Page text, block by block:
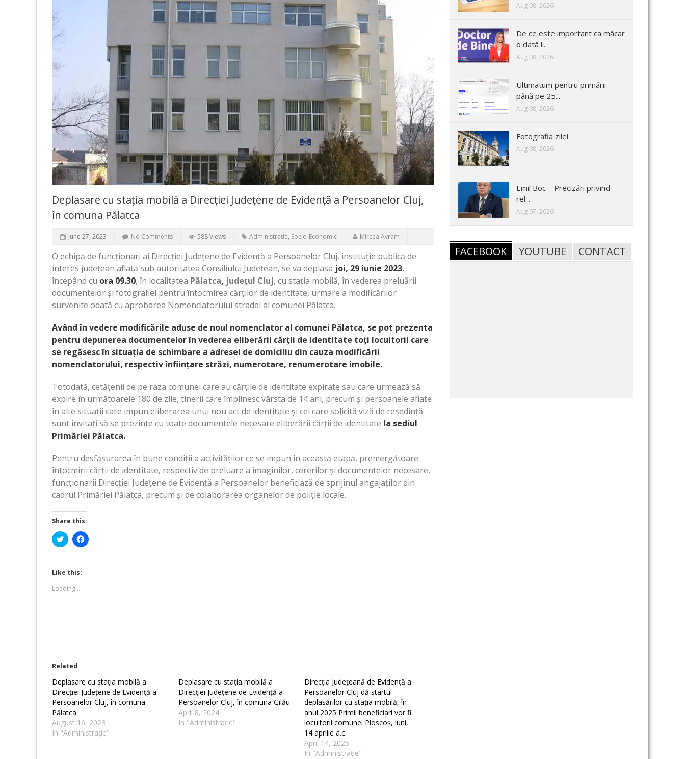
Deplasare cu stația mobilă a Direcției Județene de Evidență a Persoanelor Cluj,
în comuna Pălatca
June 27, 2023 No Comments 588 Views Administrație, Socio-Economic Mircea Avram
O echipă de funcționari ai Direcției Județene de Evidență a Persoanelor Cluj, instituție publică de
interes județean aflată sub autoritatea Consiliului Județean, se va deplasa joi, 29 iunie 2023,
începând cu ora 09.30, în localitatea Pălatca, județul Cluj, cu stația mobilă, în vederea preluării
documentelor și fotografiei pentru întocmirea cărților de identitate, urmare a modificărilor
survenite odată cu aprobarea Nomenclatorului stradal al comunei Pălatca.
Având în vedere modificările aduse de noul nomenclator al comunei Pălatca, se pot prezenta
pentru depunerea documentelor în vederea eliberării cărții de identitate toți locuitorii care
se regăsesc în situația de schimbare a adresei de domiciliu din cauza modificării
nomenclatorului, respectiv înființare străzi, numerotare, renumerotare imobile.
Totodată, cetățenii de pe raza comunei care au cărțile de identitate expirate sau care urmează să
expire în următoarele 180 de zile, tinerii care împlinesc vârsta de 14 ani, precum și persoanele aflate
în alte situații care impun eliberarea unui nou act de identitate și cei care solicită viză de reședință
sunt invitați să se prezinte cu toate documentele necesare eliberării cărții de identitate la sediul
Primăriei Pălatca.
Pentru desfășurarea în bune condiții a activităților ce se impun în această etapă, premergătoare
întocmirii cărții de identitate, respectiv de preluare a imaginilor, cererilor și documentelor necesare,
funcționarii Direcției Județene de Evidență a Persoanelor beneficiază de sprijinul angajaților din
cadrul Primăriei Pălatca, precum și de colaborarea organelor de poliție locale.
Share this:
Click
to
Twitter
(Opens
in
new
window)
Click
to
Like this:
Loading...
Related
Deplasare cu stația mobilă a
Direcției Județene de Evidență a
Persoanelor Cluj, în comuna
Pălatca
August 16, 2023
In "Administrație"
Deplasare cu stația mobilă a
Direcției Județene de Evidență a
Persoanelor Cluj, în comuna Gilău
April 8, 2024
In "Administrație"
Direcția Județeană de Evidență a
Persoanelor Cluj dă startul
deplasărilor cu stația mobilă, în
anul 2025 Primii beneficiari vor fi
locuitorii comunei Ploscoș, luni,
14 aprilie a.c.
April 14, 2025
In "Administrație"
Aug 08, 2026
De ce este important ca măcar
o dată l...
Aug 08, 2026
Ultimatum pentru primării:
până pe 25...
Aug 08, 2026
Fotografia zilei
Aug 08, 2026
Emil Boc – Precizări privind
rel...
Aug 07, 2026
FACEBOOK YOUTUBE CONTACT